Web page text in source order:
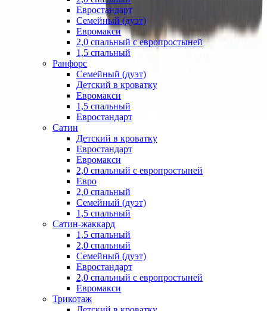
Евростандарт
Семейный (дуэт)
Евромакси
2,0 спальный с европростыней
1,5 спальный
Ранфорс
Семейный (дуэт)
Детский в кроватку
Евромакси
1,5 спальный
Евростандарт
Сатин
Детский в кроватку
Евростандарт
Евромакси
2,0 спальный с европростыней
Евро
2,0 спальный
Семейный (дуэт)
1,5 спальный
Сатин-жаккард
1,5 спальный
2,0 спальный
Семейный (дуэт)
Евростандарт
2,0 спальный с европростыней
Евромакси
Трикотаж